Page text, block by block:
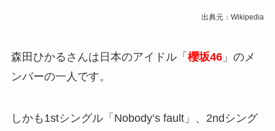
出典元：Wikipedia
森田ひかるさんは日本のアイドル「 櫻坂46」のメ
ンバーの一人です。
しかも1stシングル「Nobody’s fault」、2ndシング